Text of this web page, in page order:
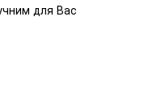
для Вас